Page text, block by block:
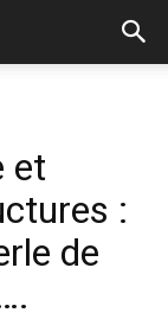
et
:
de